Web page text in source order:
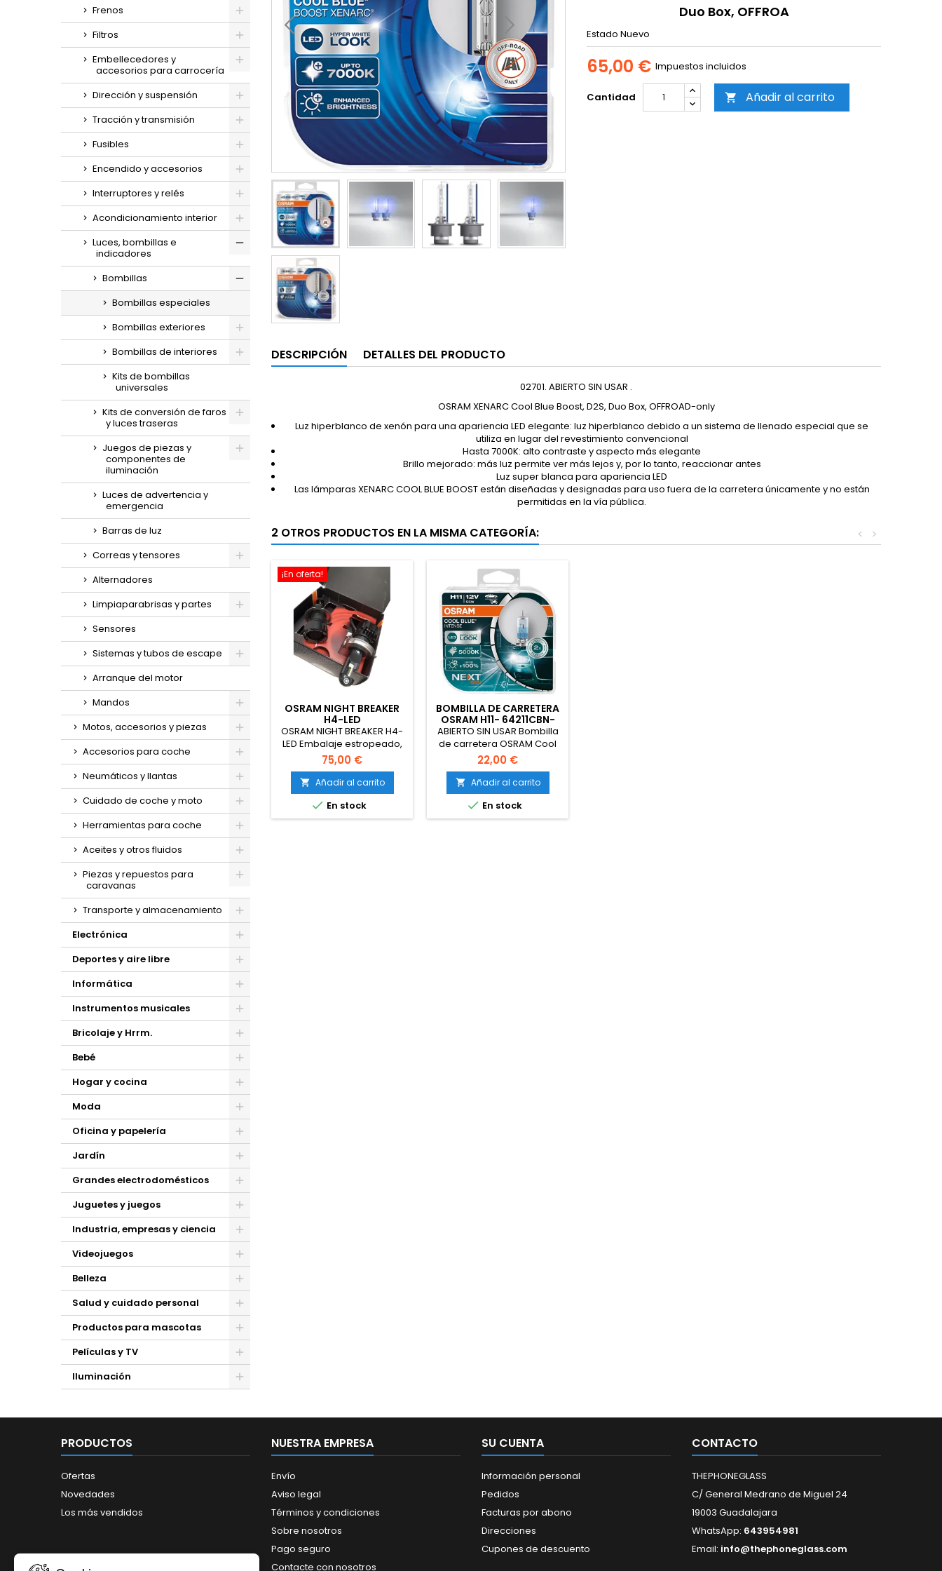
Frenos
Filtros
Embellecedores y
accesorios para carrocería
Dirección y suspensión
Tracción y transmisión
Fusibles
Encendido y accesorios
Interruptores y relés
Acondicionamiento interior
Luces, bombillas e
indicadores
Bombillas
Bombillas especiales
Bombillas exteriores
Bombillas de interiores
Kits de bombillas
universales
Kits de conversión de faros
y luces traseras
Juegos de piezas y
componentes de
iluminación
Luces de advertencia y
emergencia
Barras de luz
Correas y tensores
Alternadores
Limpiaparabrisas y partes
Sensores
Sistemas y tubos de escape
Arranque del motor
Mandos
Motos, accesorios y piezas
Accesorios para coche
Neumáticos y llantas
Cuidado de coche y moto
Herramientas para coche
Aceites y otros fluidos
Piezas y repuestos para
caravanas
Transporte y almacenamiento
Electrónica
Deportes y aire libre
Informática
Instrumentos musicales
Bricolaje y Hrrm.
Bebé
Hogar y cocina
Moda
Oficina y papelería
Jardín
Grandes electrodomésticos
Juguetes y juegos
Industria, empresas y ciencia
Videojuegos
Belleza
Salud y cuidado personal
Productos para mascotas
Películas y TV
Iluminación
Duo Box, OFFROA
Estado Nuevo
65,00 € Impuestos incluidos
Cantidad  Añadir al carrito
DESCRIPCIÓN DETALLES DEL PRODUCTO
02701. ABIERTO SIN USAR .
OSRAM XENARC Cool Blue Boost, D2S, Duo Box, OFFROAD-only
Luz hiperblanco de xenón para una apariencia LED elegante: luz hiperblanco debido a un sistema de llenado especial que se
utiliza en lugar del revestimiento convencional
Hasta 7000K: alto contraste y aspecto más elegante
Brillo mejorado: más luz permite ver más lejos y, por lo tanto, reaccionar antes
Luz super blanca para apariencia LED
Las lámparas XENARC COOL BLUE BOOST están diseñadas y designadas para uso fuera de la carretera únicamente y no están
permitidas en la vía pública.
2 OTROS PRODUCTOS EN LA MISMA CATEGORÍA: >
<
¡En oferta!
OSRAM NIGHT BREAKER
H4-LED
OSRAM NIGHT BREAKER H4-
LED Embalaje estropeado,
abierto sin usar
75,00 €
 Añadir al carrito
 En stock
BOMBILLA DE CARRETERA
OSRAM H11- 64211CBN-
HCB
ABIERTO SIN USAR Bombilla
de carretera OSRAM Cool
Blue Intense Nextgen H11-
64211CBN-HCB
22,00 €
 Añadir al carrito
 En stock
PRODUCTOS
Ofertas
Novedades
Los más vendidos
NUESTRA EMPRESA
Envío
Aviso legal
Términos y condiciones
Sobre nosotros
Pago seguro
Contacte con nosotros
SU CUENTA
Información personal
Pedidos
Facturas por abono
Direcciones
Cupones de descuento
CONTACTO
THEPHONEGLASS
C/ General Medrano de Miguel 24
19003 Guadalajara
WhatsApp: 643954981
Email: info@thephoneglass.com